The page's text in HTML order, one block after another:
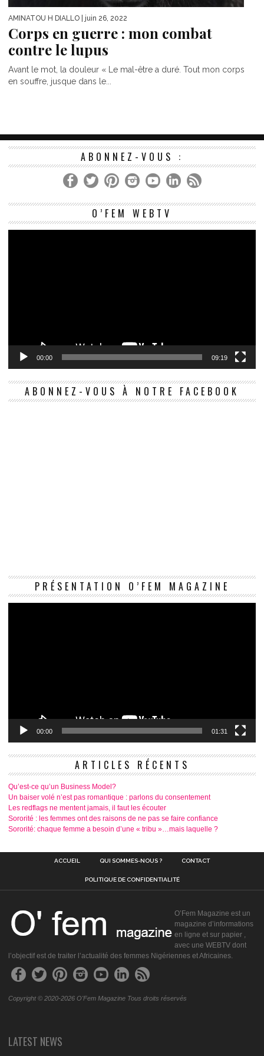
AMINATOU H DIALLO | juin 26, 2022
Corps en guerre : mon combat
contre le lupus
Avant le mot, la douleur « Le mal-être a duré. Tout mon corps
en souffre, jusque dans le...
ABONNEZ-VOUS :
O’FEM WEBTV
00:00 09:19
ABONNEZ-VOUS À NOTRE FACEBOOK
PRÉSENTATION O’FEM MAGAZINE
00:00 01:31
ARTICLES RÉCENTS
Qu’est-ce qu’un Business Model?
Un baiser volé n’est pas romantique : parlons du consentement
Les redflags ne mentent jamais, il faut les écouter
Sororité : les femmes ont des raisons de ne pas se faire confiance
Sororité: chaque femme a besoin d’une « tribu »…mais laquelle ?
ACCUEIL QUI SOMMES-NOUS ? CONTACT
POLITIQUE DE CONFIDENTIALITÉ
O’Fem Magazine est un
magazine d’informations
en ligne et sur papier ,
avec une WEBTV dont
l’objectif est de traiter l’actualité des femmes Nigériennes et Africaines.
Copyright © 2020-2026 O'Fem Magazine Tous droits réservés
LATEST NEWS